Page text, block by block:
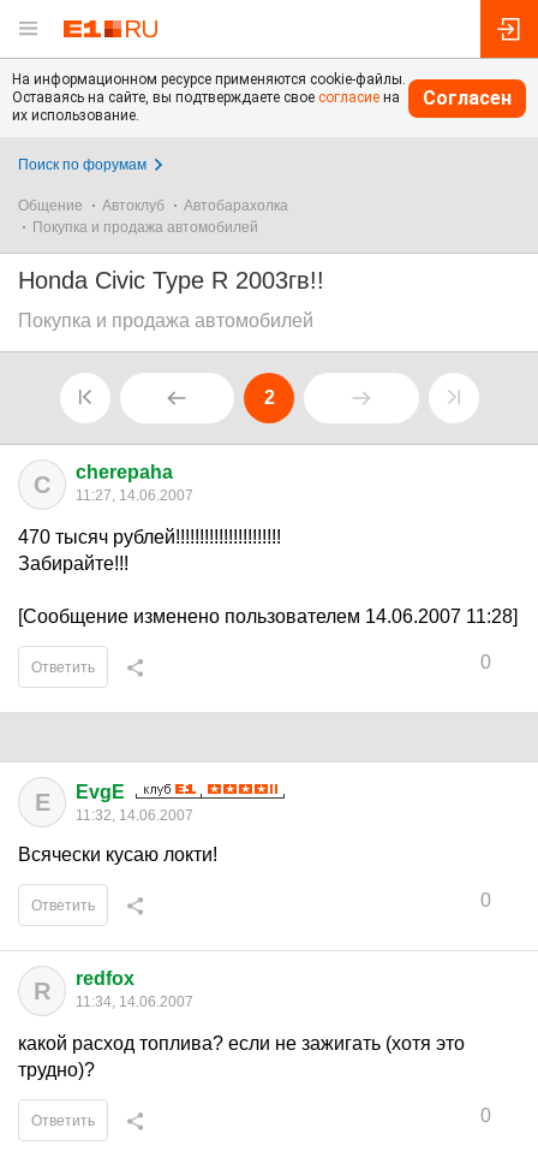
На информационном ресурсе применяются cookie-файлы.
Оставаясь на сайте, вы подтверждаете свое согласие на
их использование.
Согласен
Поиск по форумам
Общение Автоклуб
Автобарахолка
Покупка и продажа автомобилей
Honda Civic Type R 2003гв!!
Покупка и продажа автомобилей
2
C cherepaha
11:27, 14.06.2007
470 тысяч рублей!!!!!!!!!!!!!!!!!!!!!!
Забирайте!!!
[Сообщение изменено пользователем 14.06.2007 11:28]
0
Ответить
E EvgE
11:32, 14.06.2007
Всячески кусаю локти!
0
Ответить
R redfox
11:34, 14.06.2007
какой расход топлива? если не зажигать (хотя это
трудно)?
0
Ответить